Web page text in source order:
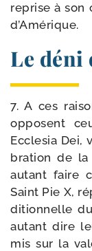
reprise à son
d’Amérique.
Le déni
7. A ces
opposent
Ecclesia Dei,
bra­tion de la
autant faire
Saint Pie X,
di­tion­nelle
autant dire
mis sur la